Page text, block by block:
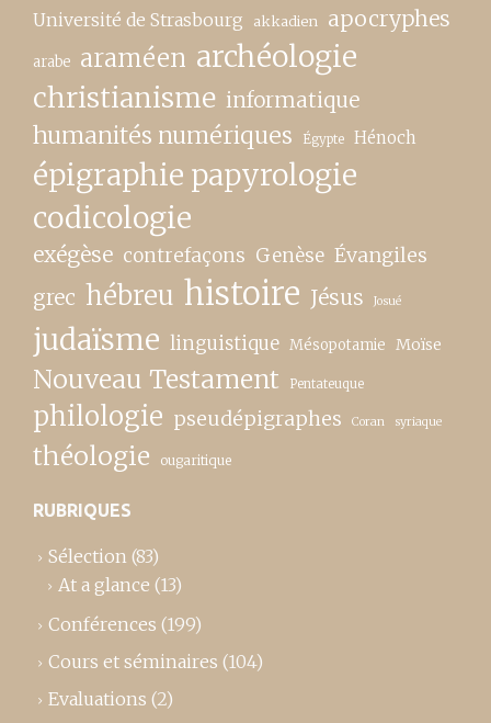
Université de Strasbourg akkadien apocryphes
arabe araméen archéologie
christianisme informatique
humanités numériques Égypte Hénoch
épigraphie papyrologie
codicologie
exégèse contrefaçons Genèse Évangiles
grec hébreu histoire Jésus Josué
judaïsme linguistique Mésopotamie Moïse
Nouveau Testament Pentateuque
philologie pseudépigraphes Coran syriaque
théologie ougaritique
RUBRIQUES
Sélection (83)
At a glance (13)
Conférences (199)
Cours et séminaires (104)
Evaluations (2)